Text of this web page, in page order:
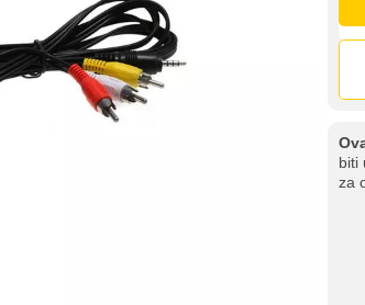
biti
za
Kupovinu na rate možete obaviti